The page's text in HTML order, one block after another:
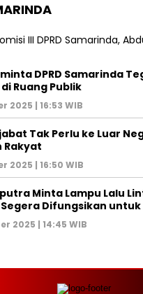
DPRD Samarinda
Ruang Publik
2025 | 16:53 WIB
Tak Perlu ke Luar
Rakyat
2025 | 16:50 WIB
Minta Lampu Lalu
Difungsikan
2025 | 14:45 WIB